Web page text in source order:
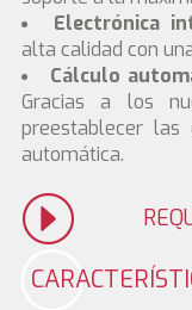
Electrónica
alta calidad con
Cálculo
Gracias a los
preestablecer las
automática.